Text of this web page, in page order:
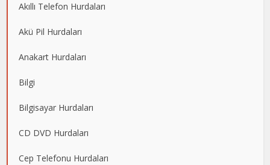
Akıllı Telefon Hurdaları
Akü Pil Hurdaları
Anakart Hurdaları
Bilgi
Bilgisayar Hurdaları
CD DVD Hurdaları
Cep Telefonu Hurdaları